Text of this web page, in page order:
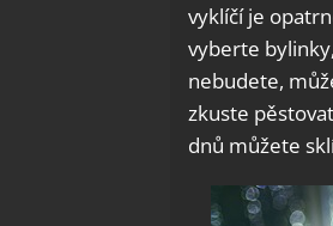
vyklíčí je
vyberte
nebudete,
zkuste
dnů můžete